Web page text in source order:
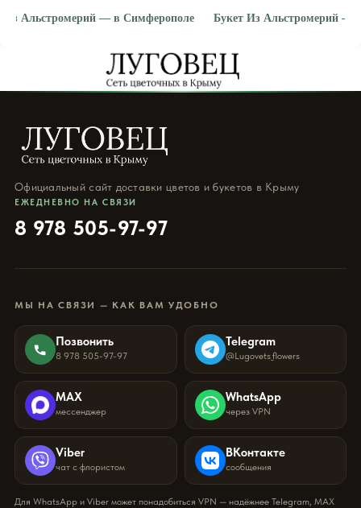
Из Альстромерий — в Симферополе
букет из альстромерий в СимферополеБукет Из Альстромерий —
· купить букет из
Официальный сайт доставки цветов и букетов в Крыму
ЕЖЕДНЕВНО НА СВЯЗИ
8 978 505-97-97
МЫ НА СВЯЗИ — КАК ВАМ УДОБНО
Позвонить
8 978 505-97-97
Telegram
@Lugovets_flowers
MAX
мессенджер
WhatsApp
через VPN
Viber
чат с флористом
ВКонтакте
сообщения
Для WhatsApp и Viber может понадобиться VPN — надёжнее Telegram, MAX